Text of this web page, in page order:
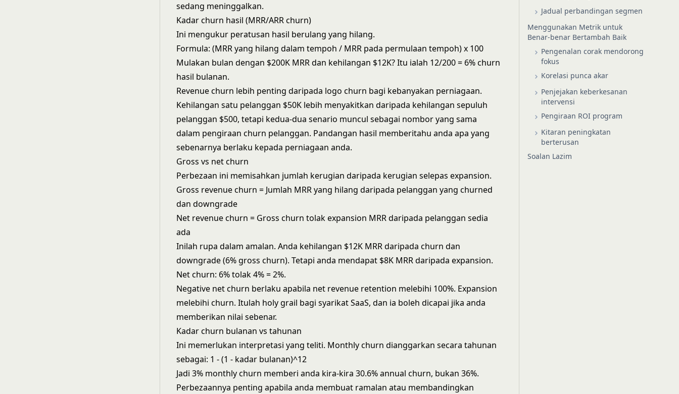
sedang meninggalkan.
Kadar churn hasil (MRR/ARR churn)
Ini mengukur peratusan hasil berulang yang hilang.
Formula: (MRR yang hilang dalam tempoh / MRR pada permulaan tempoh) x 100
Mulakan bulan dengan $200K MRR dan kehilangan $12K? Itu ialah 12/200 = 6% churn
hasil bulanan.
Revenue churn lebih penting daripada logo churn bagi kebanyakan perniagaan.
Kehilangan satu pelanggan $50K lebih menyakitkan daripada kehilangan sepuluh
pelanggan $500, tetapi kedua-dua senario muncul sebagai nombor yang sama
dalam pengiraan churn pelanggan. Pandangan hasil memberitahu anda apa yang
sebenarnya berlaku kepada perniagaan anda.
Gross vs net churn
Perbezaan ini memisahkan jumlah kerugian daripada kerugian selepas expansion.
Gross revenue churn = Jumlah MRR yang hilang daripada pelanggan yang churned
dan downgrade
Net revenue churn = Gross churn tolak expansion MRR daripada pelanggan sedia
ada
Inilah rupa dalam amalan. Anda kehilangan $12K MRR daripada churn dan
downgrade (6% gross churn). Tetapi anda mendapat $8K MRR daripada expansion.
Net churn: 6% tolak 4% = 2%.
Negative net churn berlaku apabila net revenue retention melebihi 100%. Expansion
melebihi churn. Itulah holy grail bagi syarikat SaaS, dan ia boleh dicapai jika anda
memberikan nilai sebenar.
Kadar churn bulanan vs tahunan
Ini memerlukan interpretasi yang teliti. Monthly churn dianggarkan secara tahunan
sebagai: 1 - (1 - kadar bulanan)^12
Jadi 3% monthly churn memberi anda kira-kira 30.6% annual churn, bukan 36%.
Perbezaannya penting apabila anda membuat ramalan atau membandingkan
Jadual perbandingan segmen
Menggunakan Metrik untuk
Benar-benar Bertambah Baik
Pengenalan corak mendorong
fokus
Korelasi punca akar
Penjejakan keberkesanan
intervensi
Pengiraan ROI program
Kitaran peningkatan
berterusan
Soalan Lazim